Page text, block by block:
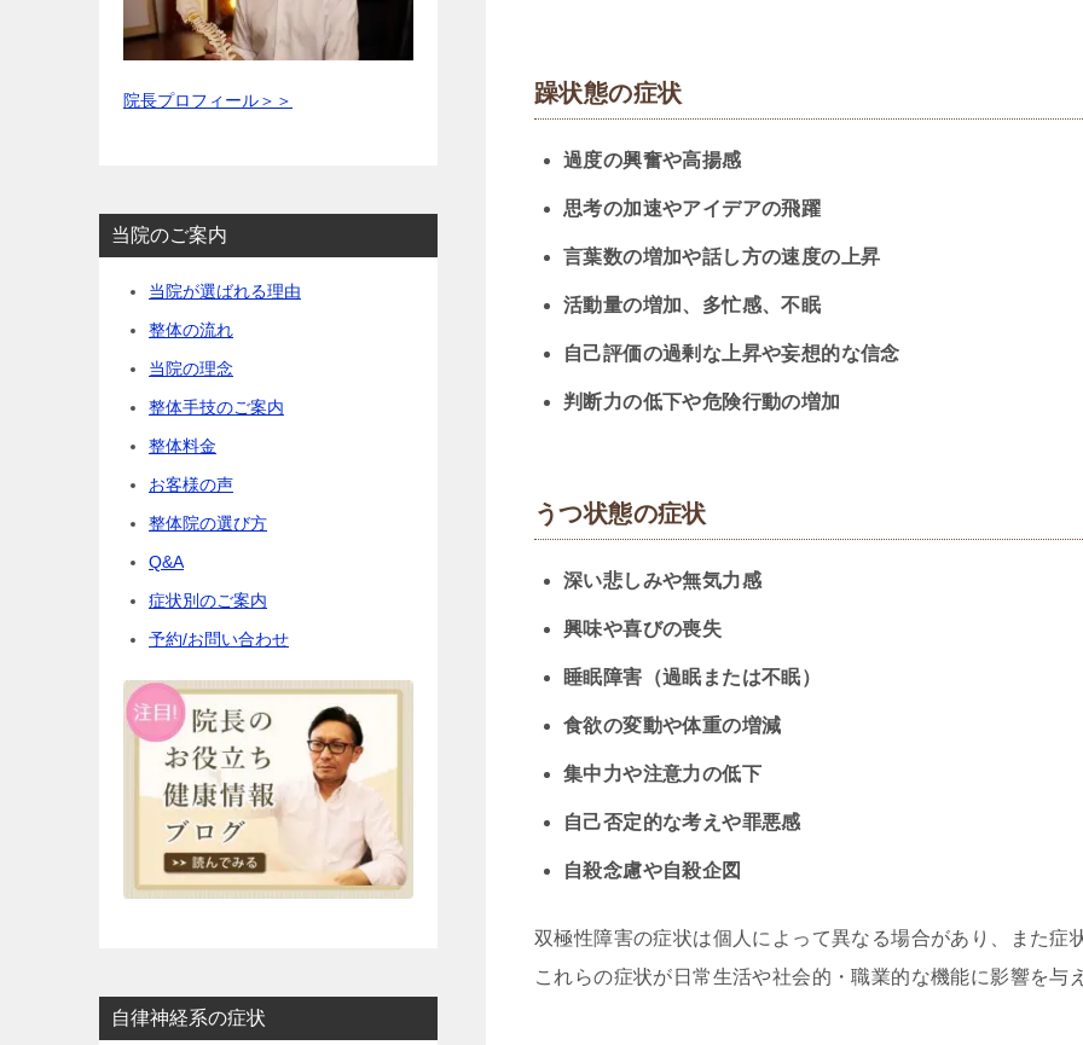
躁状態の症状
過度の興奮や高揚感
思考の加速やアイデアの飛躍
言葉数の増加や話し方の速度の上昇
活動量の増加、多忙感、不眠
自己評価の過剰な上昇や妄想的な信念
判断力の低下や危険行動の増加
うつ状態の症状
深い悲しみや無気力感
興味や喜びの喪失
睡眠障害（過眠または不眠）
食欲の変動や体重の増減
集中力や注意力の低下
自己否定的な考えや罪悪感
自殺念慮や自殺企図
双極性障害の症状は個人によって異なる場合があり、また症
これらの症状が日常生活や社会的・職業的な機能に影響を
院長プロフィール＞＞
当院のご案内
当院が選ばれる理由
整体の流れ
当院の理念
整体手技のご案内
整体料金
お客様の声
整体院の選び方
Q&A
症状別のご案内
予約/お問い合わせ
自律神経系の症状